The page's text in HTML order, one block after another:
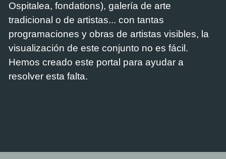
Ospitalea, fondations), galería de arte
tradicional o de artistas... con tantas
programaciones y obras de artistas visibles, la
visualización de este conjunto no es fácil.
Hemos creado este portal para ayudar a
resolver esta falta.